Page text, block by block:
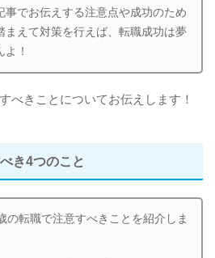
事でお伝えする注意点や成功のため
まえて対策を行えば、転職成功は夢
！
べきことについてお伝えします！
き4つのこと
の転職で注意すべきことを紹介しま